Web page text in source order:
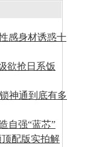
感身材诱惑十
欲抢日系饭
神通到底有多
自强“蓝芯”
配版实拍解